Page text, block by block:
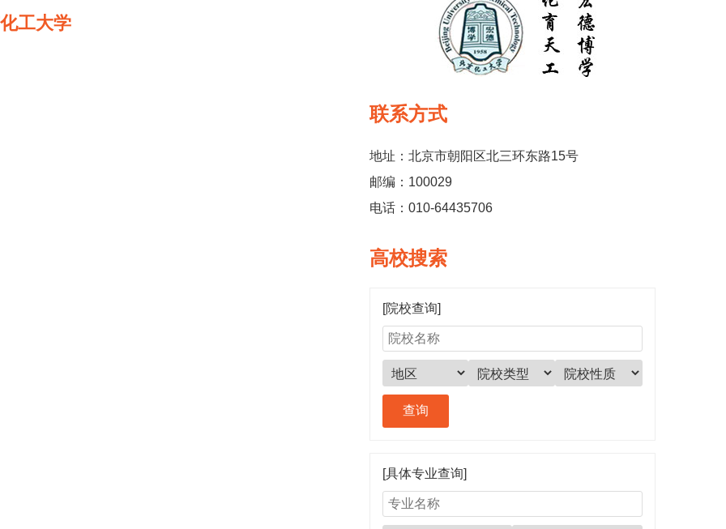
工大学
联系方式
地址：北京市朝阳区北三环东路15号
邮编：100029
电话：010-64435706
高校搜索
[院校查询]
[具体专业查询]